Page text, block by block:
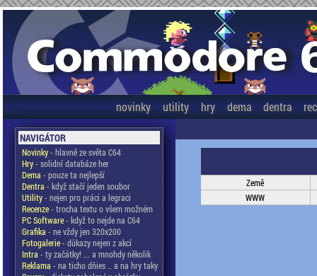
novinky utility hry dema dentra
NAVIGÁTOR
Novinky- hlavně ze světa C64
Hry- solidní databáze her
Dema - pouze ta nejlepší
Dentra - když stačí jeden soubor
Utility- nejen pro práci a legraci
Recenze- trocha textu o všem možném
PC Software- když to nejde na C64
Grafika - ne vždy jen 320x200
Fotogalerie- důkazy nejen z akcí
Intra - ty začátky! ... a mnohdy několik
Reklama - na ticho dňies .. a na hry taky
Země
WWW